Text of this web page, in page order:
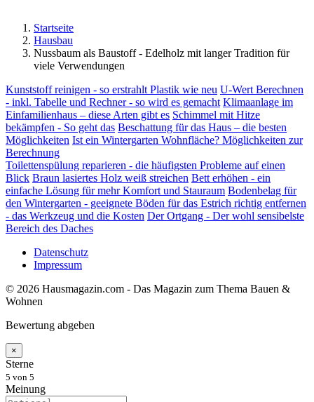
Startseite
Hausbau
Nussbaum als Baustoff - Edelholz mit langer Tradition für
viele Verwendungen
Kunststoff reinigen - so erstrahlt Plastik wie neu U-Wert Berechnen
- inkl. Tabelle und Rechner - so wird es gemacht Klimaanlage im
Einfamilienhaus – diese Arten gibt es Schimmel mit Hitze
bekämpfen - So geht das Beschattung für das Haus – die besten
Möglichkeiten Ist ein Wintergarten Wohnfläche? Möglichkeiten zur
Berechnung
Toilettenspülung reparieren - die häufigsten Probleme auf einen
Blick Braun lasiertes Holz weiß streichen Bett erhöhen - ein
einfache Lösung für mehr Komfort und Stauraum Bodenbelag für
den Wintergarten - geeignete Böden für das Estrich richtig entfernen
- das Werkzeug und die Kosten Der Ortgang - Der wohl sensibelste
Bereich des Daches
Datenschutz
Impressum
© 2026 Hausmagazin.com - Das Magazin zum Thema Bauen &
Wohnen
Bewertung abgeben
×
Sterne
5 von 5
Meinung